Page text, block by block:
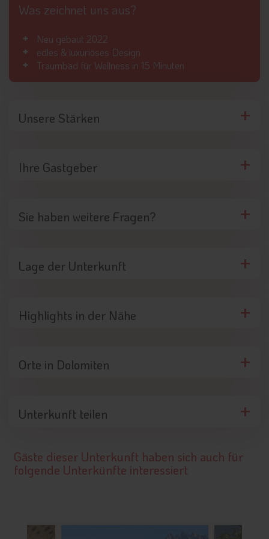
Was zeichnet uns aus?
Neu gebaut 2022
edles & luxuriöses Design
Traumbad für Wellness in 15 Minuten
Unsere Stärken
Ihre Gastgeber
Sie haben weitere Fragen?
Lage der Unterkunft
Highlights in der Nähe
Orte in Dolomiten
Unterkunft teilen
Gäste dieser Unterkunft haben sich auch für
folgende Unterkünfte interessiert